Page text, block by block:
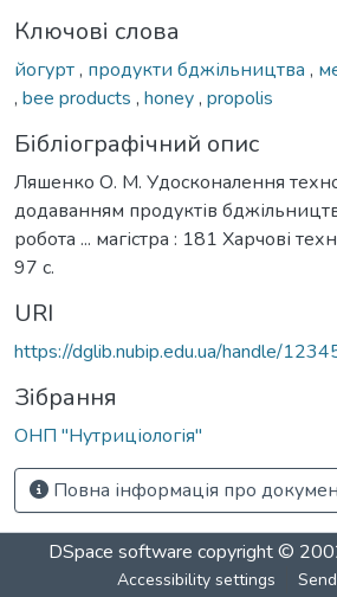
Ключові слова
йогурт, продукти бджільництва ,
, bee products , honey, propolis
Бібліографічний опис
Ляшенко О. М. Удосконалення
додаванням продуктів
робота ... магістра : 181 Харчові
97 с.
URI
https://dglib.nubip.edu.ua/handle/
Зібрання
ОНП "Нутриціологія"
Повна інформація про
DSpace software copyright ©
Accessibility settings